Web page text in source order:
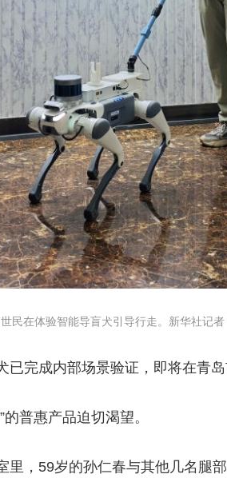
在体验智能导盲犬引导行走。新华社记者
成内部场景验证，即将在青岛
普惠产品迫切渴望。
，59岁的孙仁春与其他几名腿